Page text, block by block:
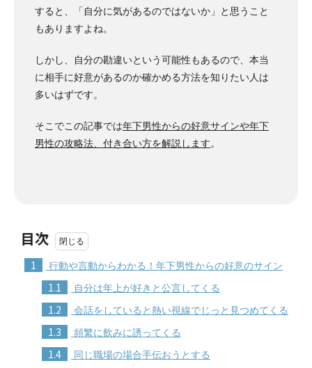
すると、「自分に気があるのではないか」と思うこと
もありますよね。
しかし、自分の勘違いという可能性もあるので、本当
に相手に好意があるのか確かめる方法を知りたい人は
多いはずです。
そこでこの記事では年下男性からの好意サインや年下
男性の攻略法、付き合い方を解説します。
目次
1 行動や言動からわかる！年下男性からの好意のサイン
1.1 自分は年上が好きと公言してくる
1.2 会話をしていると熱い視線でじっと見つめてくる
1.3 頻繁に飲みに誘ってくる
1.4 同じ職場の場合手伝おうとする